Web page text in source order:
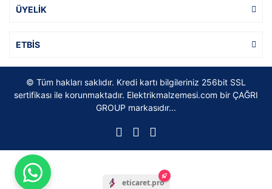
ÜYELİK
ETBİS
© Tüm hakları saklıdır. Kredi kartı bilgileriniz 256bit SSL
sertifikası ile korunmaktadır. Elektrikmalzemesi.com bir ÇAĞRI
GROUP markasıdır...
eticaret.pro